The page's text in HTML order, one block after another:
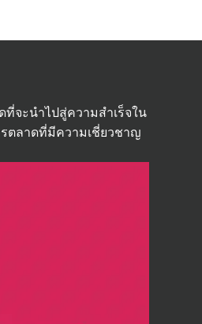
จะนำไปสู่ความสำเร็จใน
ตลาดที่มีความเชี่ยวชาญ